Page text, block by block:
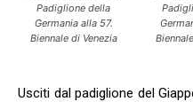
Padiglione della
Germania alla 57.
Biennale di Venezia
Usciti dal padiglione del